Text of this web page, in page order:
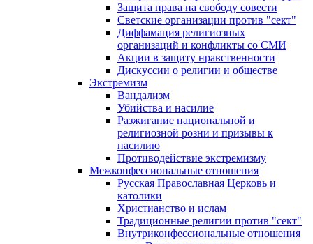
Защита права на свободу совести
Светские организации против "сект"
Диффамация религиозных
организаций и конфликты со СМИ
Акции в защиту нравственности
Дискуссии о религии и обществе
Экстремизм
Вандализм
Убийства и насилие
Разжигание национальной и
религиозной розни и призывы к
насилию
Противодействие экстремизму
Межконфессиональные отношения
Русская Православная Церковь и
католики
Христианство и ислам
Традиционные религии против "сект"
Внутриконфессиональные отношения